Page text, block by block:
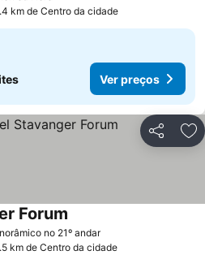
km de Centro da cidade
Ver preços
Partilhar
no 21º andar
Forum
km de Centro da cidade